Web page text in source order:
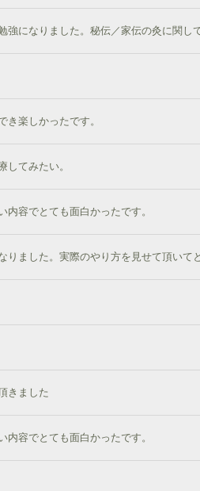
強になりました。秘伝／家伝の灸に関
き楽しかったです。
してみたい。
内容でとても面白かったです。
ました。実際のやり方を見せて頂いて
きました
内容でとても面白かったです。